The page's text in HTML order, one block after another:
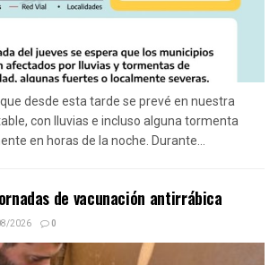
desde esta tarde se prevé en nuestra
con lluvias e incluso alguna tormenta
en horas de la noche. Durante...
de vacunación antirrábica
2026 0